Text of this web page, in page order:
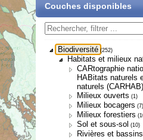
Couches disponibles
Biodiversité (252)
Habitats et milieux
CARtographie
HABitats naturels
naturels (CARHAB)
Milieux ouverts (1)
Milieux bocagers (7)
Milieux forestiers
Sol et sous-sol (10)
Rivières et